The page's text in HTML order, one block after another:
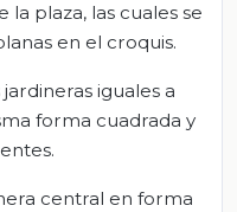
la plaza, las cuales se
en el croquis.
iguales a
forma cuadrada y
central en forma